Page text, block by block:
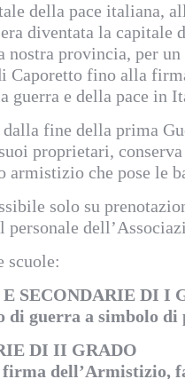
della pace italiana,
diventata la capitale
nostra provincia, per
Caporetto fino alla
guerra e della pace in
dalla fine della prima
proprietari,
che pose le
solo su
personale
scuole:
SECONDARIE DI I
guerra a simbolo di
DI II GRADO
dell’Armistizio,